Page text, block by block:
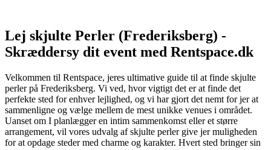
Lej skjulte Perler (Frederiksberg) -
Skræddersy dit event med Rentspace.dk
Velkommen til Rentspace, jeres ultimative guide til at finde skjulte
perler på Frederiksberg. Vi ved, hvor vigtigt det er at finde det
perfekte sted for enhver lejlighed, og vi har gjort det nemt for jer at
sammenligne og vælge mellem de mest unikke venues i området.
Uanset om I planlægger en intim sammenkomst eller et større
arrangement, vil vores udvalg af skjulte perler give jer muligheden
for at opdage steder med charme og karakter. Hvert sted bringer sin